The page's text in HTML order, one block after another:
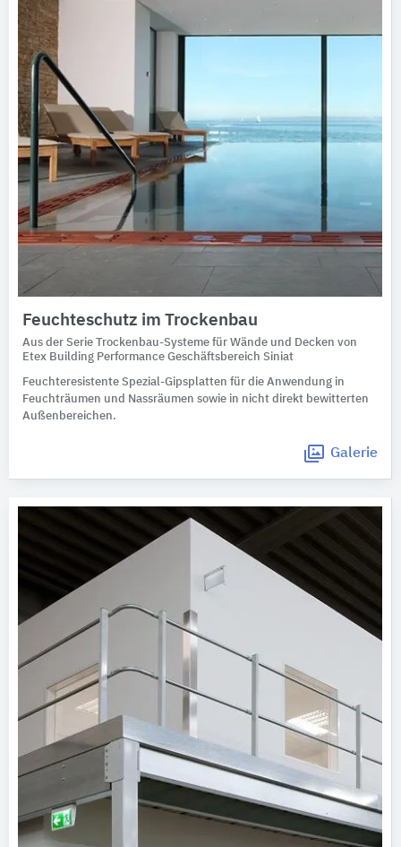
Feuchteschutz im Trockenbau
Aus der Serie Trockenbau-Systeme für Wände und Decken von
Etex Building Performance Geschäftsbereich Siniat
Feuchteresistente Spezial-Gipsplatten für die Anwendung in
Feuchträumen und Nassräumen sowie in nicht direkt bewitterten
Außenbereichen.
Galerie